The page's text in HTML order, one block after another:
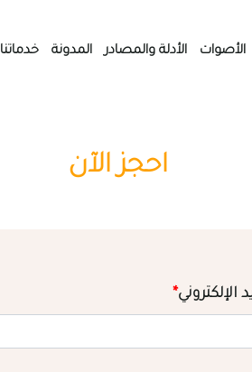
الأصوات الأدلة والمصادر المدونة خدماتنا
احجز الآن
الإلكتروني*